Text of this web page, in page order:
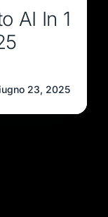
AI In 1
23, 2025